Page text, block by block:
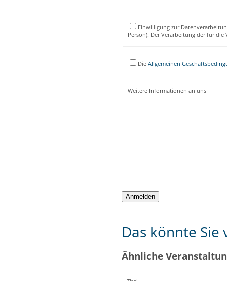
Einwilligung zur
Person): Der Verarbeitung der für
Die Allgemeinen
Weitere Informationen an uns
Das könnte
Ähnliche